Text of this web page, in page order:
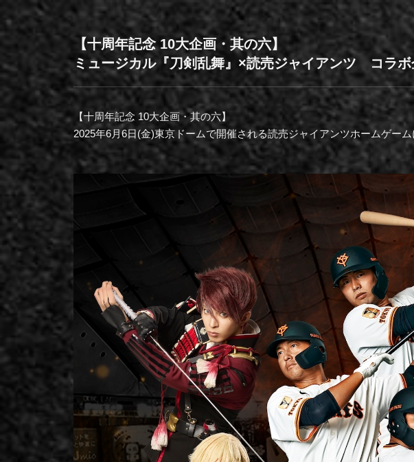
【十周年記念 10大企画・其の六】
ミュージカル『刀剣乱舞』×読売ジャイアンツ コラボ
【十周年記念 10大企画・其の六】
2025年6月6日(金)東京ドームで開催される読売ジャイアンツホームゲー